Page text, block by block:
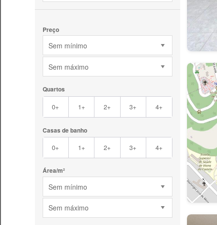
Preço
Sem mínimo
Sem máximo
Quartos
0+ 1+ 2+ 3+ 4+
Casas de banho
0+ 1+ 2+ 3+ 4+
Área/m²
Sem mínimo
Sem máximo